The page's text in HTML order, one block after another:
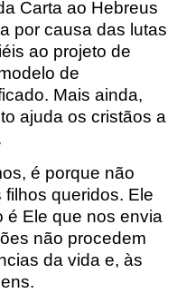
Carta ao Hebreus
por causa das lutas
ao projeto de
de
Mais ainda,
ajuda os cristãos a
é porque não
queridos. Ele
é Ele que nos envia
não procedem
da vida e, às